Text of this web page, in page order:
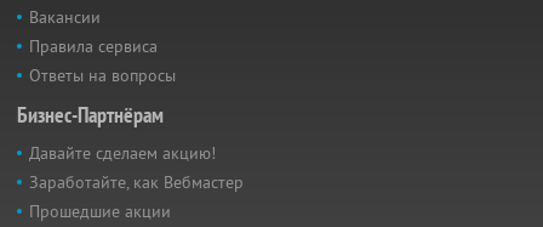
Вакансии
Правила сервиса
Ответы на вопросы
Бизнес-Партнёрам
Давайте сделаем акцию!
Заработайте, как Вебмастер
Прошедшие акции